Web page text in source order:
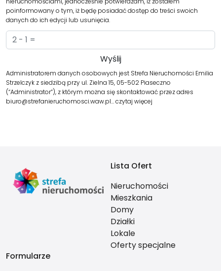
poinformowany o tym, iż będę posiadać dostęp do treści swoich
danych do ich edycji lub usunięcia.
Administratorem danych osobowych jest Strefa Nieruchomości Emilia
Strzelczyk z siedzibą przy ul. Zielna 15, 05-502 Piaseczno
(“Administrator”), z którym można się skontaktować przez adres
biuro@strefanieruchomosci.waw.pl…czytaj więcej
Lista Ofert
Nieruchomości
Mieszkania
Domy
Działki
Lokale
Oferty specjalne
Formularze